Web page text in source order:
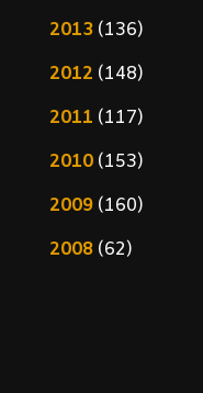
2013(136)
2012 (148)
2011 (117)
2010(153)
2009(160)
2008(62)